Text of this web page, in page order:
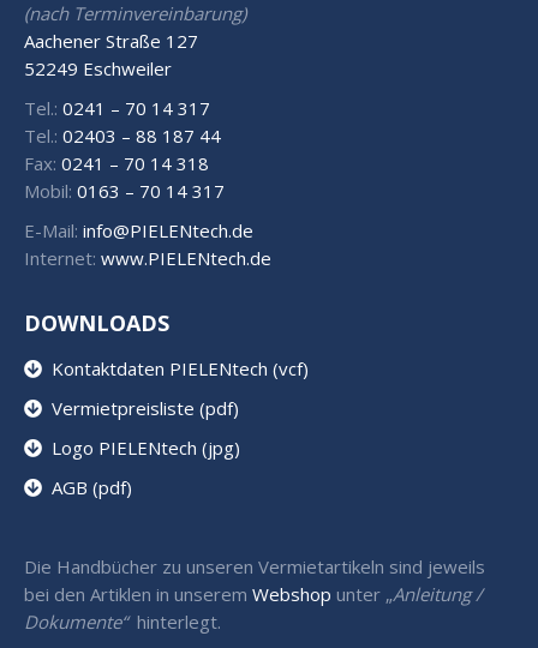
(nach Terminvereinbarung)
Aachener Straße 127
52249 Eschweiler
Tel.: 0241 – 70 14 317
Tel.: 02403 – 88 187 44
Fax: 0241 – 70 14 318
Mobil: 0163 – 70 14 317
E-Mail: info@PIELENtech.de
Internet: www.PIELENtech.de
DOWNLOADS
Kontaktdaten PIELENtech (vcf)
Vermietpreisliste (pdf)
Logo PIELENtech (jpg)
AGB (pdf)
Die Handbücher zu unseren Vermietartikeln sind jeweils
bei den Artiklen in unserem Webshop unter „Anleitung /
Dokumente“ hinterlegt.